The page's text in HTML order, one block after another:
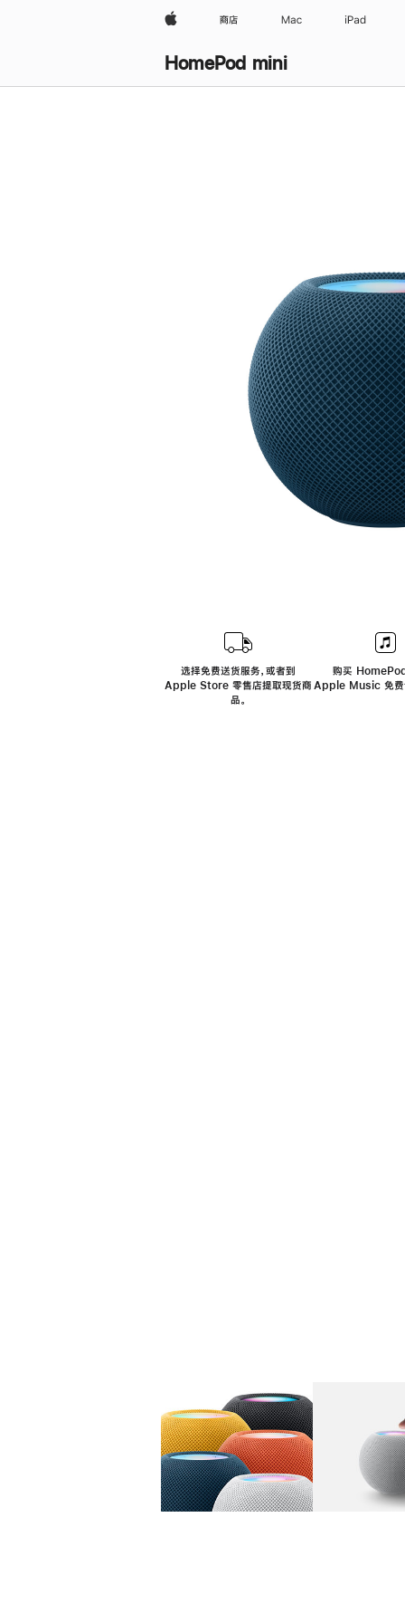
Apple 商店 Mac iPad
HomePod mini
选择免费送货服务，或者到
Apple Store 零售店提取现货商
品。
购买
Apple Music 免费
图库 图像 1